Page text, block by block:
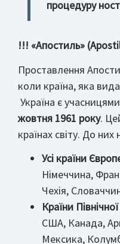
процедуру
!!! «Апостиль»
Проставлення
коли країна, яка
Україна є учасницями
жовтня 1961 року.
країнах світу. До них
Усі країни
Німеччина,
Чехія,
Країни
США, Канада,
Мексика,